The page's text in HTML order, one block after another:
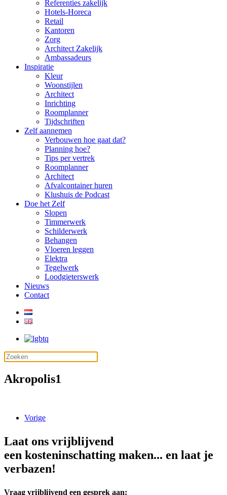
Referenties zakelijk
Hotels-Horeca
Retail
Kantoren
Zorg
Architect Zakelijk
Ambassadeurs
Inspiratie
Kleur
Woonstijlen
Architect
Inrichting
Roomplanner
Tijdschriften
Zelf aannemen
Verbouwen hoe gaat dat?
Planning hoe?
Tips per vertrek
Roomplanner
Architect
Afvalcontainer huren
Klushuis de Podcast
Doe het Zelf
Slopen
Timmerwerk
Schilderwerk
Behangen
Vloeren leggen
Elektra
Tegelwerk
Loodgieterswerk
Nieuws
Contact
Akropolis1
Vorige
Laat ons vrijblijvend
een kosteninschatting maken... en laat je
verbazen!
Vraag vrijblijvend een gesprek aan: